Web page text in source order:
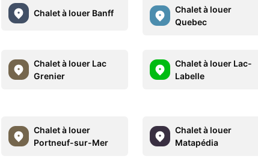
Chalet à louer Banff
Chalet à louer
Quebec
Chalet à louer Lac
Grenier
Chalet à louer Lac-
Labelle
Chalet à louer
Portneuf-sur-Mer
Chalet à louer
Matapédia